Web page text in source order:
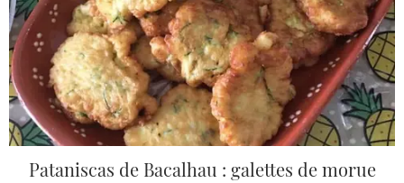
Pataniscas de Bacalhau : galettes de morue